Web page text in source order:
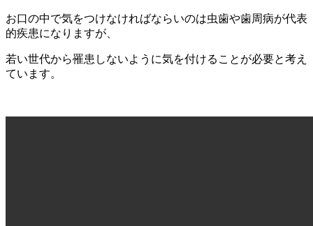
お口の中で気をつけなければならいのは虫歯や歯周病が代表
的疾患になりますが、
若い世代から罹患しないように気を付けることが必要と考え
ています。